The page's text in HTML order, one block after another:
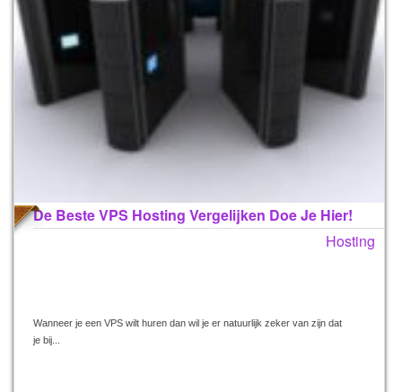
De Beste VPS Hosting Vergelijken Doe Je Hier!
Hosting
Wanneer je een VPS wilt huren dan wil je er natuurlijk zeker van zijn dat
je bij...